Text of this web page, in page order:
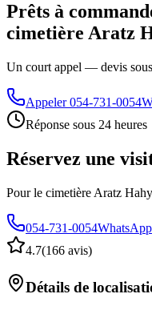
Prêts à
cimetière Aratz
Un court appel — devis sous
Appeler 054-731-0054
Réponse sous 24 heures
Réservez une
Pour le cimetière Aratz
054-731-0054WhatsApp
4.7(166 avis)
Détails de